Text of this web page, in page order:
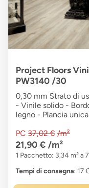
Project Floors
PW3140 /30
0,30 mm Strato di
- Vinile solido -
legno - Plancia
PC 37,02 € /m²
21,90 € /m²
1 Pacchetto: 3,34 m² a
Tempi di consegna: 17